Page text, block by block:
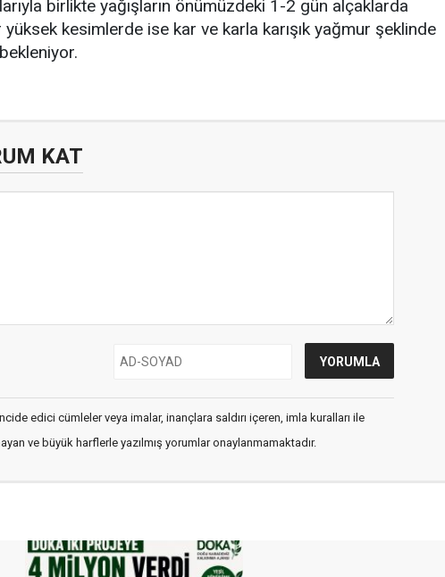
birlikte yağışların önümüzdeki 1-2 gün alçaklarda
kesimlerde ise kar ve karla karışık yağmur şeklinde
KAT
edici cümleler veya imalar, inançlara saldırı içeren, imla kuralları ile
ve büyük harflerle yazılmış yorumlar onaylanmamaktadır.